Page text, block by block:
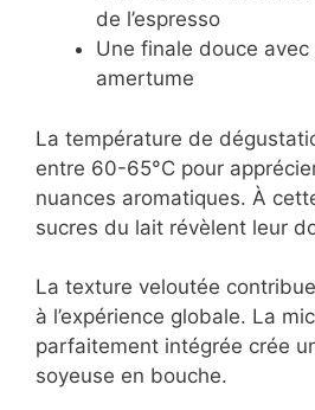
de l’espresso
Une finale douce avec
amertume
La température de
entre 60-65°C pour
nuances aromatiques. À
sucres du lait révèlent leur
La texture veloutée
à l’expérience globale. La
parfaitement intégrée crée
soyeuse en bouche.